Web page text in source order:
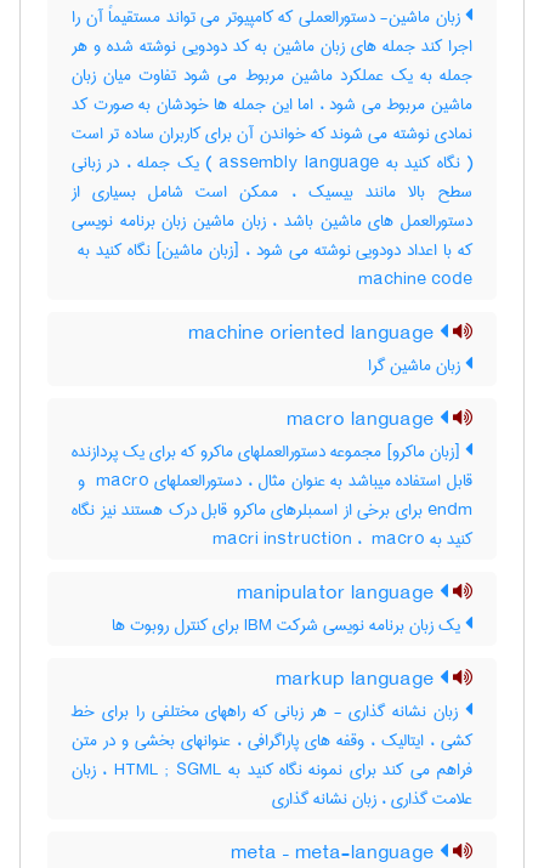
زبان ماشین- دستورالعملی که کامپیوتر می تواند مستقیماً آن را
اجرا کند جمله های زبان ماشین به کد دودویی نوشته شده و هر
جمله به یک عملکرد ماشین مربوط می شود تفاوت میان زبان
ماشین مربوط می شود ، اما این جمله ها خودشان به صورت کد
نمادی نوشته می شوند که خواندن آن برای کاربران ساده تر است
( نگاه کنید به assembly language ) یک جمله ، در زبانی
سطح بالا مانند بیسیک ، ممکن است شامل بسیاری از
دستورالعمل های ماشین باشد ، زبان ماشین زبان برنامه نویسی
machine code
زبان ماشین گرا
[زبان ماکرو] مجموعه دستورالعملهای ماکرو که برای یک پردازنده
endm برای برخی از اسمبلرهای ماکرو قابل درک هستند نیز نگاه
کنید به ‎ macri instruction ، ‎ macro
یک زبان برنامه نویسی شرکت IBM برای کنترل روبوت ها
زبان نشانه گذاری - هر زبانی که راههای مختلفی را برای خط
کشی ، ایتالیک ، وقفه های پاراگرافی ، عنوانهای بخشی و در متن
فراهم می کند برای نمونه نگاه کنید به HTML ; SGML ، زبان
علامت گذاری ، زبان نشانه گذاری